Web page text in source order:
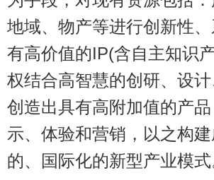
地域、物产等进行创新性
有高价值的IP(含自主知识
权结合高智慧的创研、设
创造出具有高附加值的产
示、体验和营销，以之构
的、国际化的新型产业模